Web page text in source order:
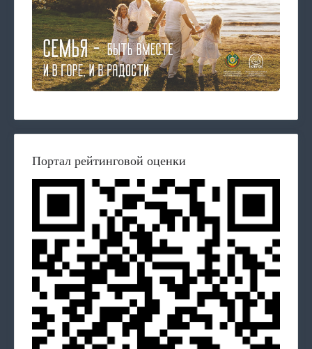
Портал рейтинговой оценки